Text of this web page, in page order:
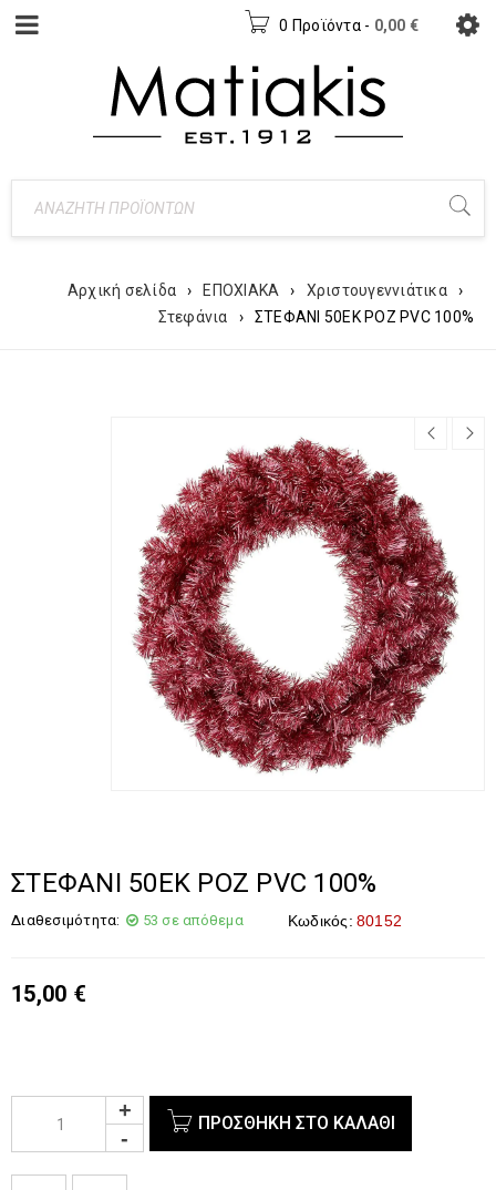
0 Προϊόντα - 0,00 €
Αρχική σελίδα › ΕΠΟΧΙΑΚΑ › Χριστουγεννιάτικα
›
Στεφάνια
› ΣΤΕΦΑΝΙ 50ΕΚ ΡΟΖ PVC 100%
ΣΤΕΦΑΝΙ 50ΕΚ ΡΟΖ PVC 100%
Διαθεσιμότητα: 53 σε απόθεμα Κωδικός: 80152
15,00 €
ΠΡΟΣΘΉΚΗ ΣΤΟ ΚΑΛΆΘΙ